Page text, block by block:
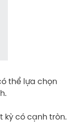
thể lựa chọn
kỳ có cạnh tròn.